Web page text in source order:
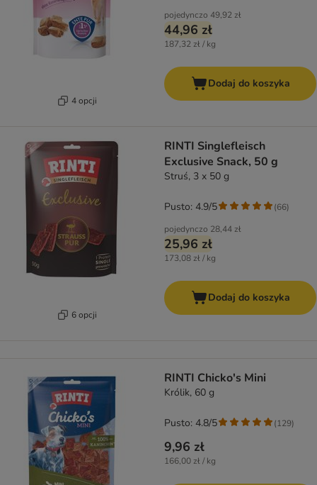
4 opcji
pojedynczo 49,92 zł
44,96 zł
187,32 zł / kg
Dodaj do koszyka
6 opcji
RINTI Singlefleisch
Exclusive Snack, 50 g
Struś, 3 x 50 g
pojedynczo 28,44 zł
25,96 zł
173,08 zł / kg
Pusto: 4.9/5 (66)
Dodaj do koszyka
RINTI Chicko's Mini
Królik, 60 g
9,96 zł
166,00 zł / kg
Pusto: 4.8/5 (129)